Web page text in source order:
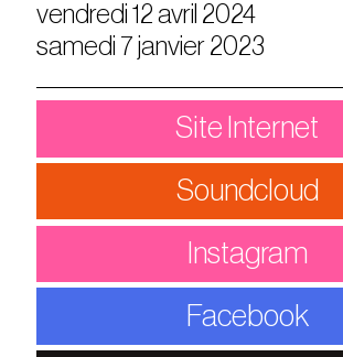
vendredi 12 avril 2024
samedi 7 janvier 2023
Site Internet
Soundcloud
Instagram
Facebook